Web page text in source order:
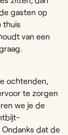
gasten op
thuis
van een
ochtenden,
te zorgen
we je de
dat de